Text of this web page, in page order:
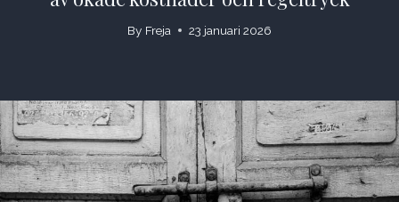
By Freja 23 januari 2026